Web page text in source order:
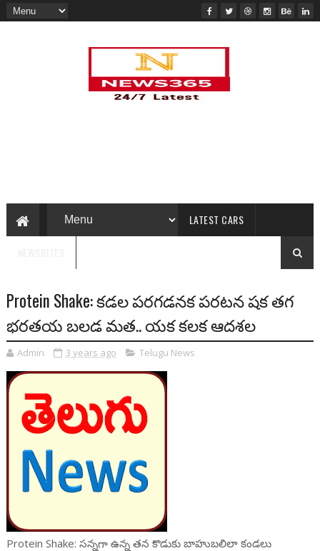
LATEST CARS
Protein Shake: కడల పరగడనక పరటన షక తగ
భరతయ బలడ మత.. యక కలక ఆదశల
Admin 3 years ago Telugu News
Protein Shake: సన్నగా ఉన్న తన కొడుకు బాహుబలిలా కండలు